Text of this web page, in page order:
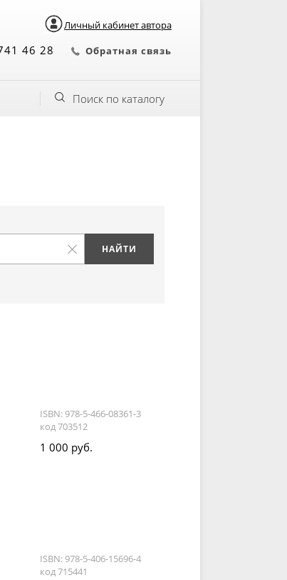
Личный кабинет автора
46 28 Обратная связь
Поиск по каталогу
ISBN: 978-5-466-08361-3
код 703512
1 000 руб.
ISBN: 978-5-406-15696-4
код 715441